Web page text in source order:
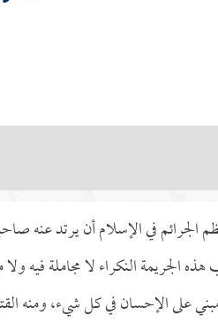
الجرائم في الإسلام أن يرتد عنه
هذه الجريمة النكراء لا مجاملة فيه
على الإحسان في كل شيء، ومنه